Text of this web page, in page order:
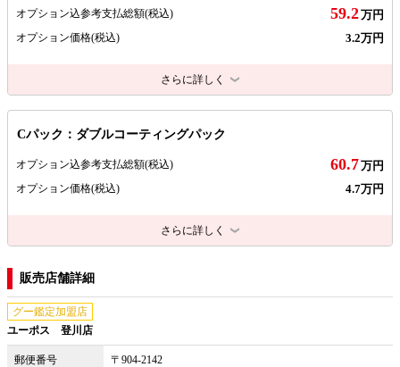
オプション込参考支払総額(税込) 59.2万円
オプション価格(税込) 3.2万円
さらに詳しく
Cパック：ダブルコーティングパック
オプション込参考支払総額(税込) 60.7万円
オプション価格(税込) 4.7万円
さらに詳しく
販売店舗詳細
グー鑑定加盟店
ユーポス 登川店
郵便番号 〒904-2142